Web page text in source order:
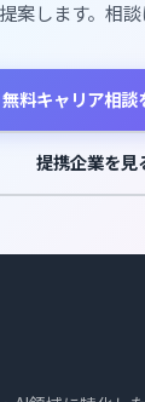
案します。相談
無料キャリア相談
提携企業を見